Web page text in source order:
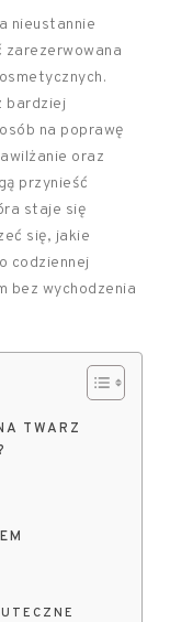
nieustannie
zarezerwowana
bardziej
na poprawę
oraz
przynieść
staje się
się, jakie
codziennej
bez wychodzenia
TWARZ